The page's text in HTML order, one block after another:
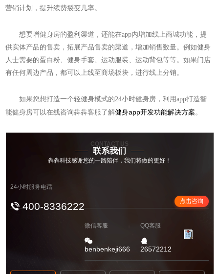
营销计划，提升续费裂变几率。
想要增健身房的盈利渠道，还能在app内增加线上商城功能，提
供实体产品的售卖，拓展产品售卖的渠道，增加销售数量。例如健身
人士需要的蛋白粉、健身手套、运动服装、运动背包等等。如果门店
有任何周边产品，都可以上线至商场板块，进行线上分销。
如果您想打造一个轻健身模式的24小时健身房，利用app打造智
能健身房可以在线咨询犇犇客服了解健身app开发功能解决方案。
CONTACT US
联系我们
犇犇科技感谢您的一路陪伴，我们将做的更好！
24小时服务电话
400-8336222 点击咨询
微信客服
benbenkeji666
QQ客服
26572212